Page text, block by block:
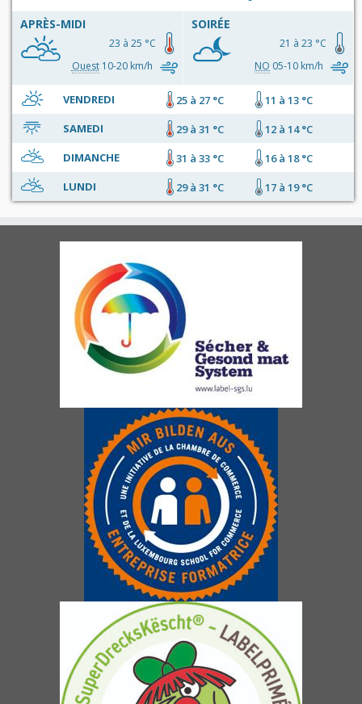
APRÈS-MIDI
23 à 25 °C
Ouest10-20 km/h
SOIRÉE
21 à 23 °C
NO 05-10 km/h
VENDREDI 25 à 27 °C
11 à 13 °C
SAMEDI
29 à 31 °C
12 à 14 °C
DIMANCHE
31 à 33 °C
16 à 18 °C
LUNDI
29 à 31 °C 17 à 19 °C